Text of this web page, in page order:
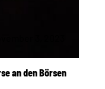
an den Börsen